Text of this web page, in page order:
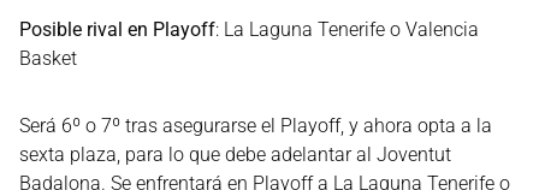
Posible rival en Playoff: La Laguna Tenerife o Valencia
Basket
Será 6º o 7º tras asegurarse el Playoff, y ahora opta a la
sexta plaza, para lo que debe adelantar al Joventut
Badalona. Se enfrentará en Playoff a La Laguna Tenerife o